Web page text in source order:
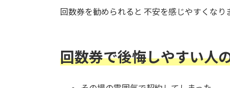
回数券を勧められると 不安を感じやすくなり
回数券で後悔しやすい人